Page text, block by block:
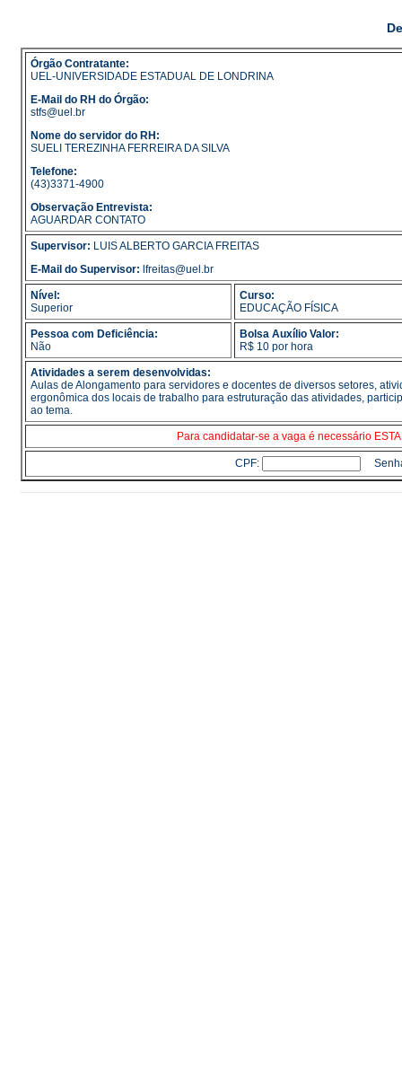
Órgão Contratante:
UEL-UNIVERSIDADE ESTADUAL DE LONDRINA
E-Mail do RH do Órgão:
stfs@uel.br
Nome do servidor do RH:
SUELI TEREZINHA FERREIRA DA SILVA
Telefone:
(43)3371-4900
Observação Entrevista:
AGUARDAR CONTATO
Supervisor: LUIS ALBERTO GARCIA FREITAS
E-Mail do Supervisor: lfreitas@uel.br
Nível:
Superior
Curso:
EDUCAÇÃO FÍSICA
Pessoa com Deficiência:
Não
Bolsa Auxílio Valor:
R$ 10 por hora
Atividades a serem desenvolvidas:
Aulas de Alongamento para servidores e docentes de diversos setores,
ergonômica dos locais de trabalho para estruturação das atividades,
ao tema.
Para candidatar-se a vaga é necessário
CPF: